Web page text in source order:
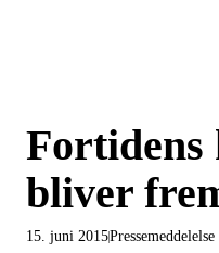
Fortidens
bliver
Pressemeddelelse
15. juni 2015